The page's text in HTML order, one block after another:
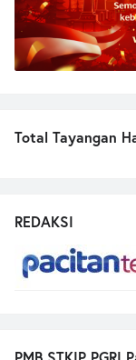
Total Tayangan
REDAKSI